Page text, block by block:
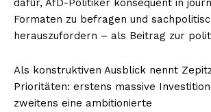
dafür, AfD-Politiker konsequent in
Formaten zu befragen und
herauszufordern – als Beitrag zur
Als konstruktiven Ausblick nennt
Prioritäten: erstens massive
zweitens eine ambitionierte